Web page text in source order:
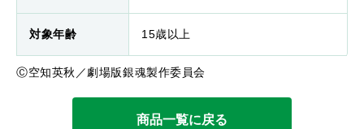
対象年齢 15歳以上
Ⓒ空知英秋／劇場版銀魂製作委員会
商品一覧に戻る